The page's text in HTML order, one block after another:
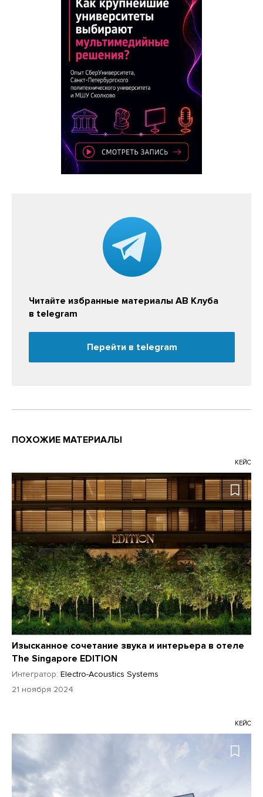
Читайте избранные материалы АВ Клуба
в telegram
Перейти в telegram
ПОХОЖИЕ МАТЕРИАЛЫ
КЕЙС
Изысканное сочетание звука и интерьера в отеле
The Singapore EDITION
Интегратор: Electro-Acoustics Systems
21 ноября 2024
КЕЙС